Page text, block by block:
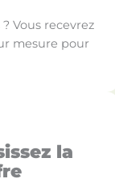
Vous recevrez
mesure pour
la